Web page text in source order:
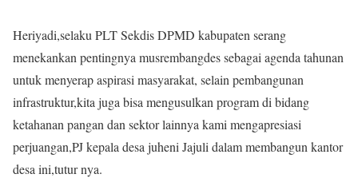
Heriyadi,selaku PLT Sekdis DPMD kabupaten serang
menekankan pentingnya musrembangdes sebagai agenda tahunan
untuk menyerap aspirasi masyarakat, selain pembangunan
infrastruktur,kita juga bisa mengusulkan program di bidang
ketahanan pangan dan sektor lainnya kami mengapresiasi
perjuangan,PJ kepala desa juheni Jajuli dalam membangun kantor
desa ini,tutur nya.